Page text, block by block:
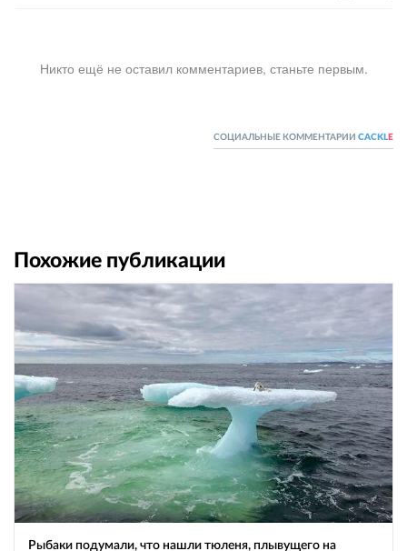
Никто ещё не оставил комментариев, станьте первым.
СОЦИАЛЬНЫЕ КОММЕНТАРИИ CACKL E
Похожие публикации
Рыбаки подумали, что нашли тюленя, плывущего на